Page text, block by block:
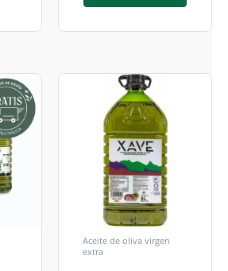
Aceite de oliva virgen
extra